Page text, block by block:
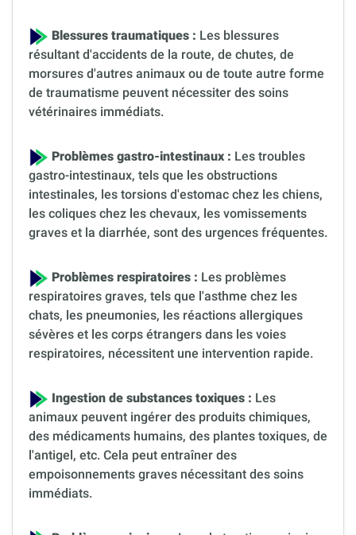
Blessures traumatiques : Les blessures
résultant d'accidents de la route, de chutes, de
morsures d'autres animaux ou de toute autre forme
de traumatisme peuvent nécessiter des soins
vétérinaires immédiats.
Problèmes gastro-intestinaux : Les troubles
gastro-intestinaux, tels que les obstructions
intestinales, les torsions d'estomac chez les chiens,
les coliques chez les chevaux, les vomissements
graves et la diarrhée, sont des urgences fréquentes.
Problèmes respiratoires : Les problèmes
respiratoires graves, tels que l'asthme chez les
chats, les pneumonies, les réactions allergiques
sévères et les corps étrangers dans les voies
respiratoires, nécessitent une intervention rapide.
Ingestion de substances toxiques : Les
animaux peuvent ingérer des produits chimiques,
des médicaments humains, des plantes toxiques, de
l'antigel, etc. Cela peut entraîner des
empoisonnements graves nécessitant des soins
immédiats.